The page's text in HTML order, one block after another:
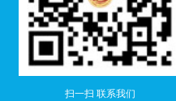
扫一扫 联系我们